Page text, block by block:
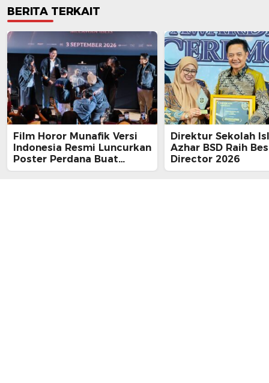
BERITA TERKAIT
Film Horor Munafik Versi
Indonesia Resmi Luncurkan
Poster Perdana Buat
Kesan Spiritual Religi
Direktur Sekolah
Azhar BSD Raih
Director 2026